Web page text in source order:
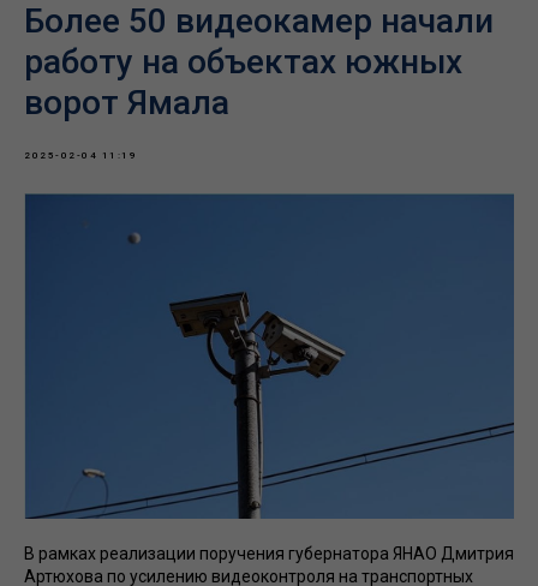
Более 50 видеокамер начали
работу на объектах южных
ворот Ямала
2025-02-04 11:19
В рамках реализации поручения губернатора ЯНАО Дмитрия
Артюхова по усилению видеоконтроля на транспортных